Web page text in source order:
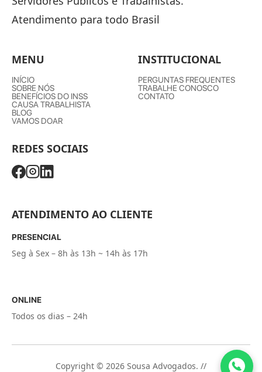
Atendimento para todo Brasil
MENU
INÍCIO
SOBRE NÓS
BENEFÍCIOS DO INSS
CAUSA TRABALHISTA
BLOG
VAMOS DOAR
INSTITUCIONAL
PERGUNTAS FREQUENTES
TRABALHE CONOSCO
CONTATO
REDES SOCIAIS
ATENDIMENTO AO CLIENTE
PRESENCIAL
Seg à Sex – 8h às 13h ~ 14h às 17h
ONLINE
Todos os dias – 24h
Copyright © 2026 Sousa Advogados. //